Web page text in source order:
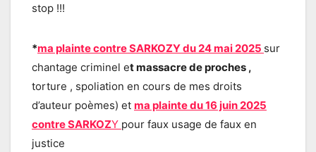
stop !!!
*ma plainte contre SARKOZY du 24 mai 2025 sur
chantage criminel et massacre de proches ,
torture , spoliation en cours de mes droits
d’auteur poèmes) et ma plainte du 16 juin 2025
contre SARKOZY pour faux usage de faux en
justice